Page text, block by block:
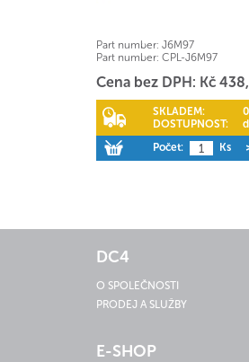
Part number: J6M97
Part number: CPL-J6M97
Cena bez DPH: Kč
SKLADEM:
DOSTUPNOST:
Počet:
Ks
DC4
O SPOLEČNOSTI
PRODEJ A SLUŽBY
E-SHOP